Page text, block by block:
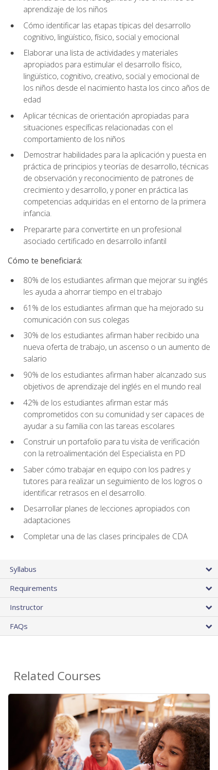
aprendizaje de los niños
Cómo identificar las etapas típicas del desarrollo
cognitivo, lingüístico, físico, social y emocional
Elaborar una lista de actividades y materiales
apropiados para estimular el desarrollo físico,
lingüístico, cognitivo, creativo, social y emocional de
los niños desde el nacimiento hasta los cinco años de
edad
Aplicar técnicas de orientación apropiadas para
situaciones específicas relacionadas con el
comportamiento de los niños
Demostrar habilidades para la aplicación y puesta en
práctica de principios y teorías de desarrollo, técnicas
de observación y reconocimiento de patrones de
crecimiento y desarrollo, y poner en práctica las
competencias adquiridas en el entorno de la primera
infancia.
Prepararte para convertirte en un profesional
asociado certificado en desarrollo infantil
Cómo te beneficiará:
80% de los estudiantes afirman que mejorar su inglés
les ayuda a ahorrar tiempo en el trabajo
61% de los estudiantes afirman que ha mejorado su
comunicación con sus colegas
30% de los estudiantes afirman haber recibido una
nueva oferta de trabajo, un ascenso o un aumento de
salario
90% de los estudiantes afirman haber alcanzado sus
objetivos de aprendizaje del inglés en el mundo real
42% de los estudiantes afirman estar más
comprometidos con su comunidad y ser capaces de
ayudar a su familia con las tareas escolares
Construir un portafolio para tu visita de verificación
con la retroalimentación del Especialista en PD
Saber cómo trabajar en equipo con los padres y
tutores para realizar un seguimiento de los logros o
identificar retrasos en el desarrollo.
Desarrollar planes de lecciones apropiados con
adaptaciones
Completar una de las clases principales de CDA
Syllabus
Requirements
Instructor
FAQs
Related Courses